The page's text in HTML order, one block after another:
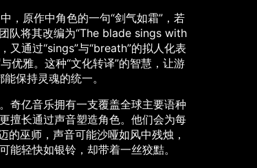
，原作中角色的一句“剑气如霜”，若
队将其改编为“The blade sings with
又通过“sings”与“breath”的拟人化表
优雅。这种“文化转译”的智慧，让游
保持灵魂的统一。
奇亿音乐拥有一支覆盖全球主要语种
擅长通过声音塑造角色。他们会为每
的巫师，声音可能沙哑如风中残烛，
能轻快如银铃，却带着一丝狡黠。